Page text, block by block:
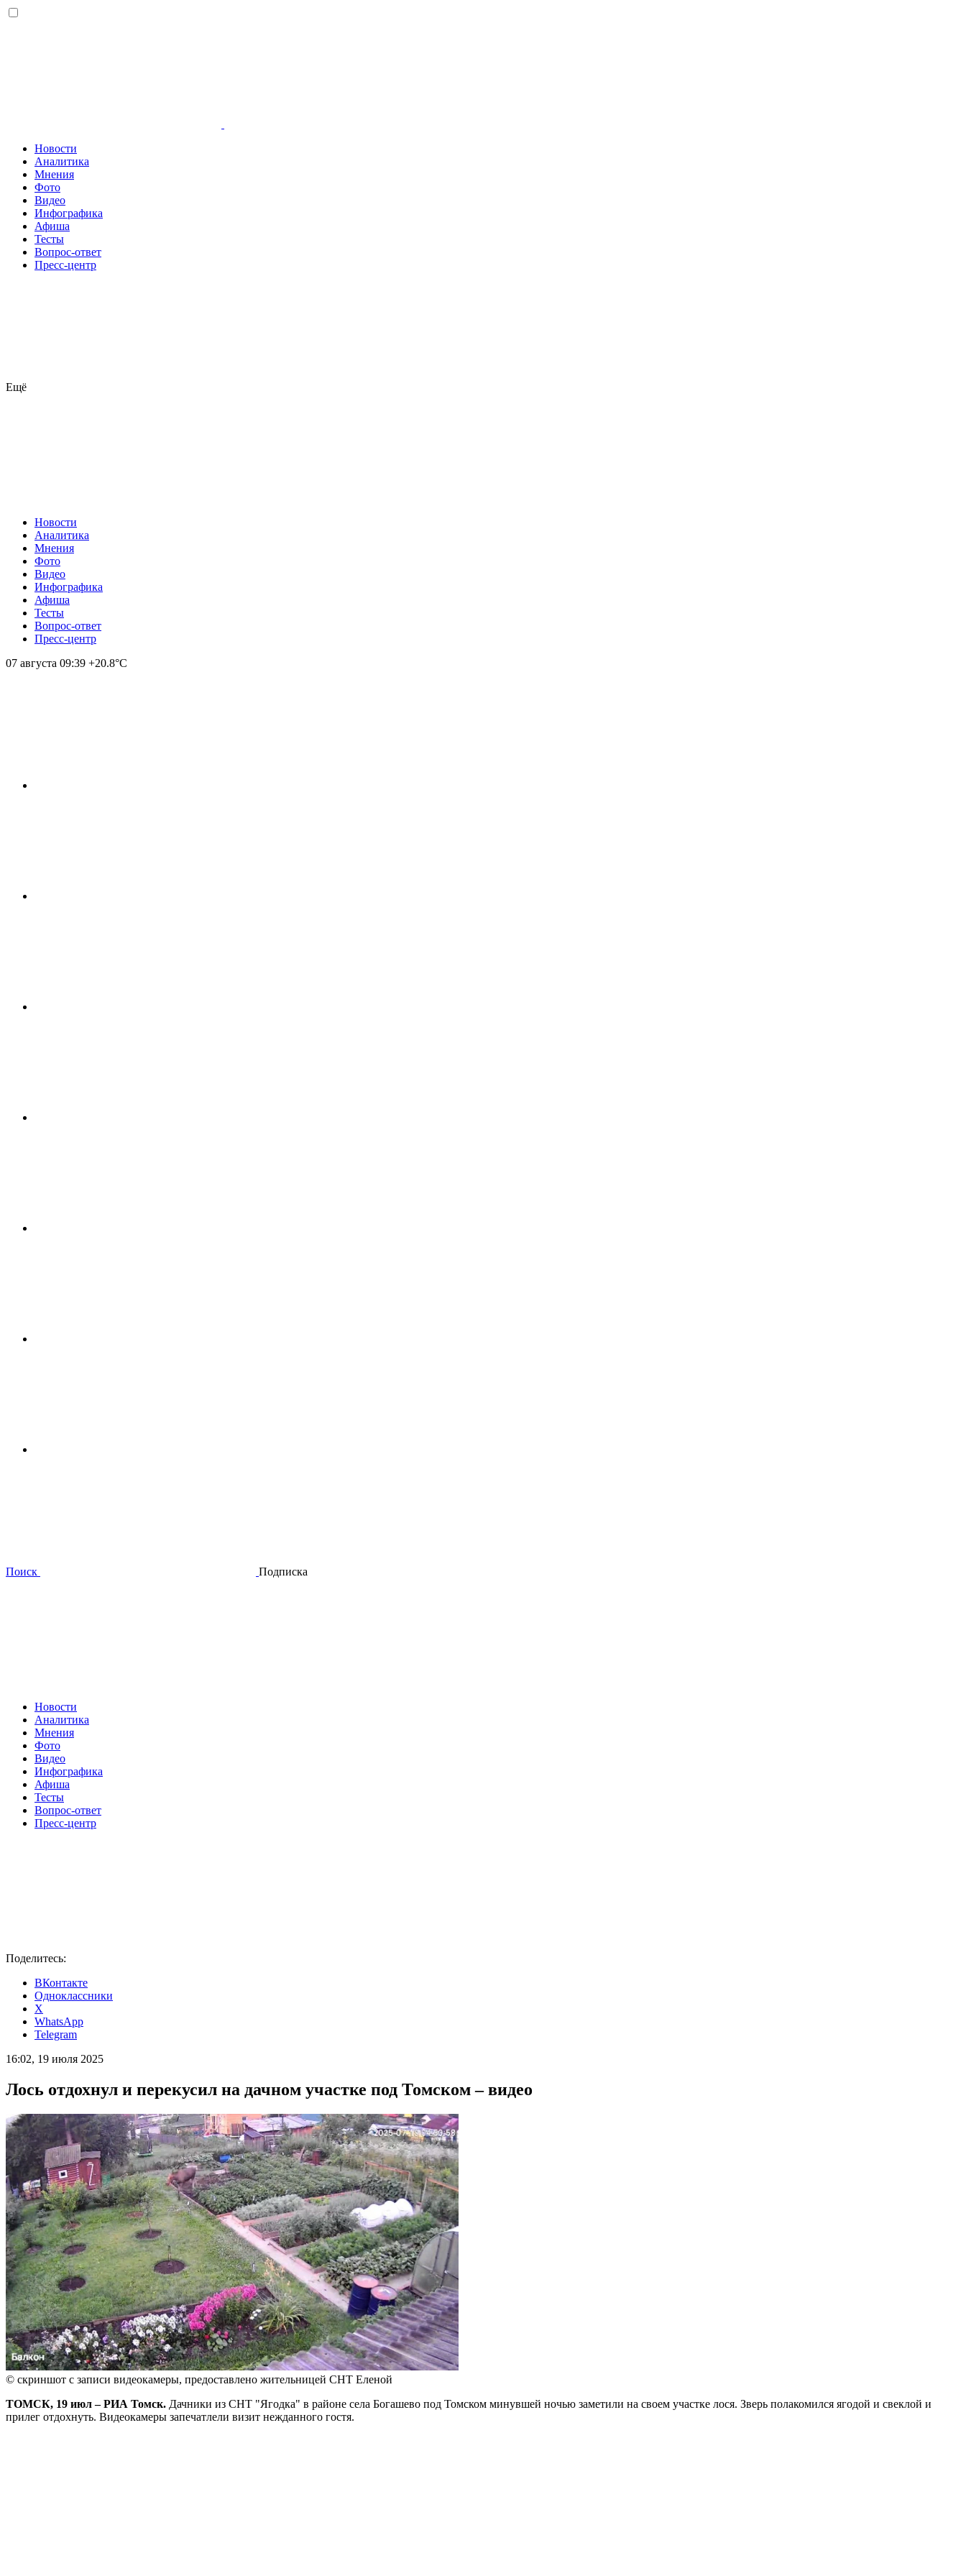
Новости
Аналитика
Мнения
Фото
Видео
Инфографика
Афиша
Тесты
Вопрос-ответ
Пресс-центр
Ещё
Новости
Аналитика
Мнения
Фото
Видео
Инфографика
Афиша
Тесты
Вопрос-ответ
Пресс-центр
07 августа 09:39 +20.8°С
Поиск Подписка
Новости
Аналитика
Мнения
Фото
Видео
Инфографика
Афиша
Тесты
Вопрос-ответ
Пресс-центр
Поделитесь:
ВКонтакте
Одноклассники
X
WhatsApp
Telegram
16:02, 19 июля 2025
Лось отдохнул и перекусил на дачном участке под Томском – видео
© скриншот с записи видеокамеры, предоставлено жительницей СНТ Еленой
ТОМСК, 19 июл – РИА Томск. Дачники из СНТ "Ягодка" в районе села Богашево под Томском минувшей ночью заметили на своем участке лося. Зверь полакомился ягодой и свеклой и
прилег отдохнуть. Видеокамеры запечатлели визит нежданного гостя.